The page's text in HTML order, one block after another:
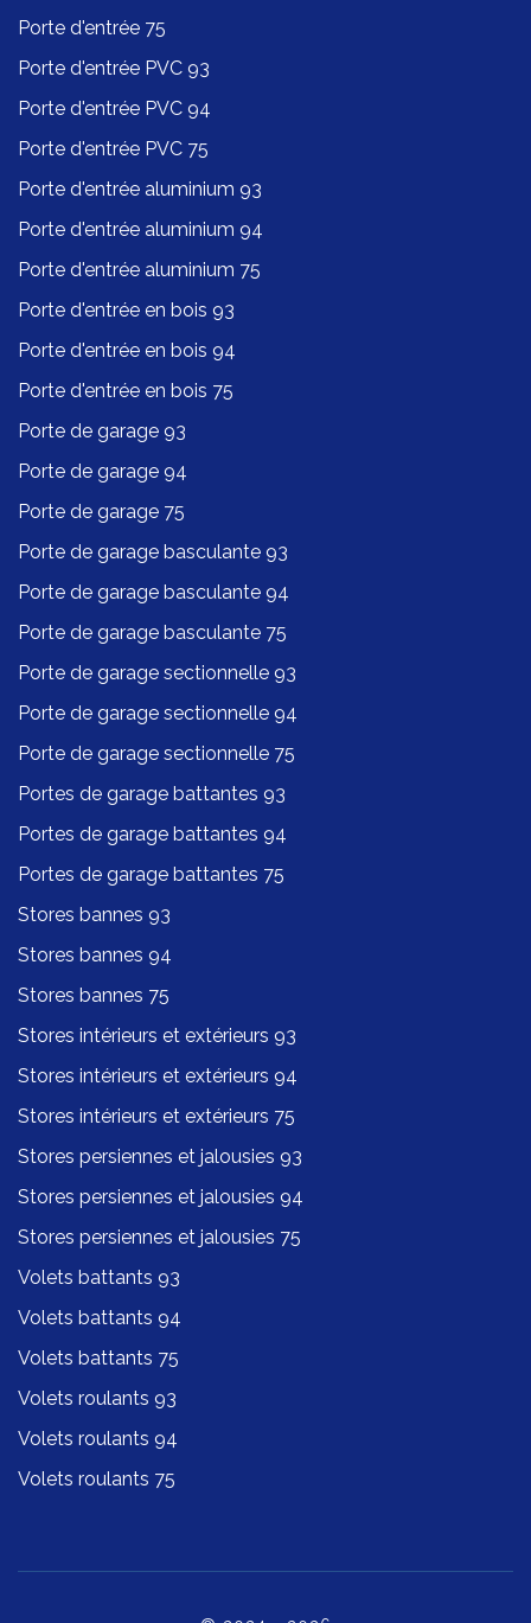
Porte d'entrée 75
Porte d'entrée PVC 93
Porte d'entrée PVC 94
Porte d'entrée PVC 75
Porte d'entrée aluminium 93
Porte d'entrée aluminium 94
Porte d'entrée aluminium 75
Porte d'entrée en bois 93
Porte d'entrée en bois 94
Porte d'entrée en bois 75
Porte de garage 93
Porte de garage 94
Porte de garage 75
Porte de garage basculante 93
Porte de garage basculante 94
Porte de garage basculante 75
Porte de garage sectionnelle 93
Porte de garage sectionnelle 94
Porte de garage sectionnelle 75
Portes de garage battantes 93
Portes de garage battantes 94
Portes de garage battantes 75
Stores bannes 93
Stores bannes 94
Stores bannes 75
Stores intérieurs et extérieurs 93
Stores intérieurs et extérieurs 94
Stores intérieurs et extérieurs 75
Stores persiennes et jalousies 93
Stores persiennes et jalousies 94
Stores persiennes et jalousies 75
Volets battants 93
Volets battants 94
Volets battants 75
Volets roulants 93
Volets roulants 94
Volets roulants 75